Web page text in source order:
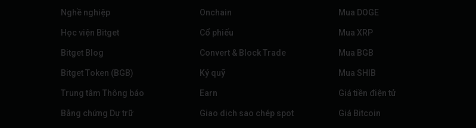
Nghề nghiệp
Học viện Bitget
Bitget Blog
Bitget Token (BGB)
Trung tâm Thông báo
Bằng chứng Dự trữ
Onchain
Cổ phiếu
Convert & Block Trade
Ký quỹ
‌Earn
Giao dịch sao chép spot
Mua DOGE
Mua XRP
Mua BGB
Mua SHIB
Giá tiền điện tử
Giá Bitcoin